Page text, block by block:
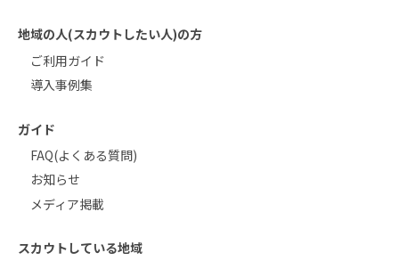
地域の人(スカウトしたい人)の方
ご利用ガイド
導入事例集
ガイド
FAQ(よくある質問)
お知らせ
メディア掲載
スカウトしている地域